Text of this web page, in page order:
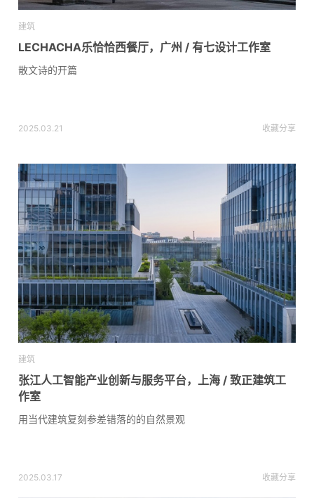
建筑
LECHACHA乐恰恰西餐厅，广州 / 有七设计工作室
散文诗的开篇
2025.03.21 收藏分享
建筑
张江人工智能产业创新与服务平台，上海 / 致正建筑工
作室
用当代建筑复刻参差错落的的自然景观
2025.03.17 收藏分享